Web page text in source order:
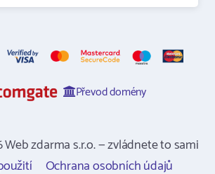
Převod domény
zdarma s.r.o. — zvládnete to sami
Ochrana osobních údajů